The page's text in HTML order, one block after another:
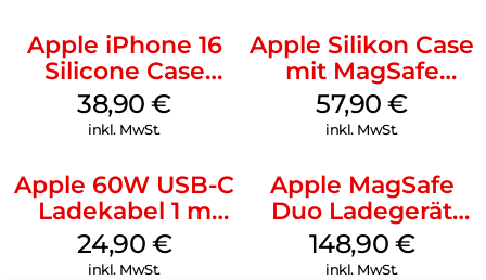
Apple iPhone 16
Silicone Case
MagSafe
Ultramarine
38,90€
inkl. MwSt.
Apple Silikon Case
mit MagSafe
iPhone 14 Pro
(PRODUCT)RED
57,90€
inkl. MwSt.
Apple 60W USB-C
Ladekabel 1 m
Weiß
24,90 €
inkl. MwSt.
Apple MagSafe
Duo Ladegerät
Weiß
148,90 €
inkl. MwSt.